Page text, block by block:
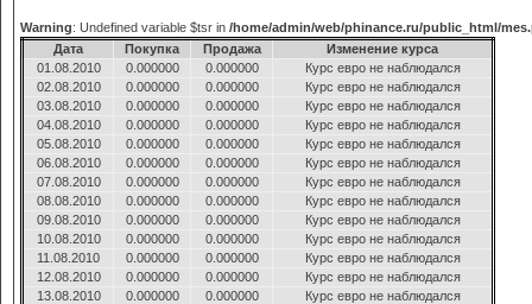
Warning: Undefined variable $tsr in /home/admin/web/phinance.ru/public_html/
Дата
Покупка Продажа
Изменение курса
01.08.2010
0.000000 0.000000
Курс евро не наблюдался
02.08.2010
0.000000 0.000000
Курс евро не наблюдался
03.08.2010
0.000000 0.000000
Курс евро не наблюдался
04.08.2010
0.000000 0.000000
Курс евро не наблюдался
05.08.2010
0.000000 0.000000
Курс евро не наблюдался
06.08.2010
0.000000 0.000000
Курс евро не наблюдался
07.08.2010
0.000000 0.000000
Курс евро не наблюдался
08.08.2010
0.000000 0.000000
Курс евро не наблюдался
09.08.2010
0.000000 0.000000
Курс евро не наблюдался
10.08.2010
0.000000 0.000000
Курс евро не наблюдался
11.08.2010
0.000000 0.000000
Курс евро не наблюдался
12.08.2010
0.000000 0.000000
Курс евро не наблюдался
13.08.2010
0.000000 0.000000
Курс евро не наблюдался